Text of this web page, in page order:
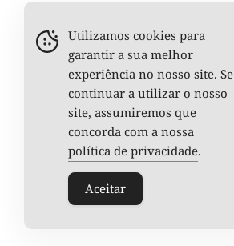
Utilizamos cookies para
garantir a sua melhor
experiência no nosso site. Se
continuar a utilizar o nosso
site, assumiremos que
concorda com a nossa
política de privacidade.
Aceitar